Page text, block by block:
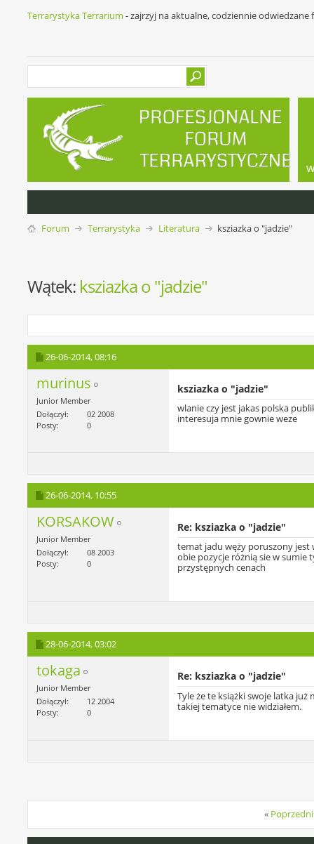
Terrarystyka Terrarium - zajrzyj na aktualne, codziennie
Forum Terrarystyka Literatura ksziazka o "jadzie"
Wątek: ksziazka o "jadzie"
26-06-2014,08:16
murinus
Junior Member
Dołączył
02 2008
Posty
0
ksziazka o "jadzie"
wlanie czy jest jakas polska
interesuja mnie gownie weze
26-06-2014, 10:55
KORSAKOW
Junior Member
Dołączył
08 2003
Posty
0
Re: ksziazka o "jadzie"
temat jadu węży poruszony jest
obie pozycje różnią sie w sumie
przystępnych cenach
28-06-2014,03:02
tokaga
Junior Member
Dołączył
12 2004
Posty
0
Re: ksziazka o "jadzie"
Tyle że te książki swoje latka już
takiej tematyce nie widziałem.
«